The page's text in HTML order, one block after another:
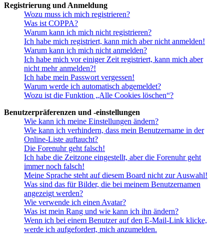
Registrierung und Anmeldung
Wozu muss ich mich registrieren?
Was ist COPPA?
Warum kann ich mich nicht registrieren?
Ich habe mich registriert, kann mich aber nicht anmelden!
Warum kann ich mich nicht anmelden?
Ich habe mich vor einiger Zeit registriert, kann mich aber
nicht mehr anmelden?!
Ich habe mein Passwort vergessen!
Warum werde ich automatisch abgemeldet?
Wozu ist die Funktion „Alle Cookies löschen“?
Benutzerpräferenzen und -einstellungen
Wie kann ich meine Einstellungen ändern?
Wie kann ich verhindern, dass mein Benutzername in der
Online-Liste auftaucht?
Die Forenuhr geht falsch!
Ich habe die Zeitzone eingestellt, aber die Forenuhr geht
immer noch falsch!
Meine Sprache steht auf diesem Board nicht zur Auswahl!
Was sind das für Bilder, die bei meinem Benutzernamen
angezeigt werden?
Wie verwende ich einen Avatar?
Was ist mein Rang und wie kann ich ihn ändern?
Wenn ich bei einem Benutzer auf den E-Mail-Link klicke,
werde ich aufgefordert, mich anzumelden.